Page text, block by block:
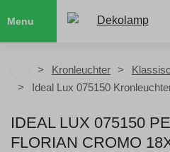
Menu
Kronleuchter
Ideal Lux 075150
IDEAL LUX 075150
FLORIAN CROMO